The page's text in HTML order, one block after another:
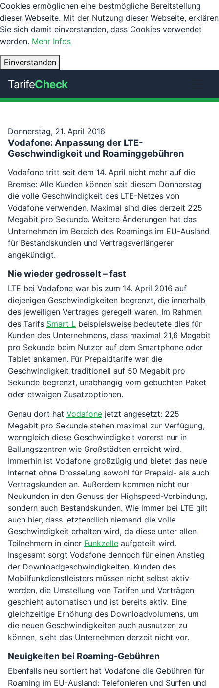
Cookies ermöglichen eine bestmögliche Bereitstellung
dieser Webseite. Mit der Nutzung dieser Webseite, erklären
Sie sich damit einverstanden, dass Cookies verwendet
werden. Mehr Infos
Einverstanden
TarifeCheck
Donnerstag, 21. April 2016
Vodafone: Anpassung der LTE-
Geschwindigkeit und Roaminggebühren
Vodafone tritt seit dem 14. April nicht mehr auf die
Bremse: Alle Kunden können seit diesem Donnerstag
die volle Geschwindigkeit des LTE-Netzes von
Vodafone verwenden. Maximal sind dies derzeit 225
Megabit pro Sekunde. Weitere Änderungen hat das
Unternehmen im Bereich des Roamings im EU-Ausland
für Bestandskunden und Vertragsverlängerer
angekündigt.
Nie wieder gedrosselt – fast
LTE bei Vodafone war bis zum 14. April 2016 auf
diejenigen Geschwindigkeiten begrenzt, die innerhalb
des jeweiligen Vertrages geregelt waren. Im Rahmen
des Tarifs Smart L beispielsweise bedeutete dies für
Kunden des Unternehmens, dass maximal 21,6 Megabit
pro Sekunde beim Nutzer auf dem Smartphone oder
Tablet ankamen. Für Prepaidtarife war die
Geschwindigkeit traditionell auf 50 Megabit pro
Sekunde begrenzt, unabhängig vom gebuchten Paket
oder etwaigen Zusatzoptionen.
Genau dort hat Vodafone jetzt angesetzt: 225
Megabit pro Sekunde stehen maximal zur Verfügung,
wenngleich diese Geschwindigkeit vorerst nur in
Ballungszentren wie Großstädten erreicht wird.
Immerhin ist Vodafone großzügig und bietet das neue
Internet ohne Drosselung sowohl für Prepaid- als auch
Vertragskunden an. Außerdem kommen nicht nur
Neukunden in den Genuss der Highspeed-Verbindung,
sondern auch Bestandskunden. Wie immer bei LTE gilt
auch hier, dass letztendlich niemand die volle
Geschwindigkeit erhalten wird, da diese unter allen
Teilnehmern in einer Funkzelle aufgeteilt wird.
Insgesamt sorgt Vodafone dennoch für einen Anstieg
der Downloadgeschwindigkeiten. Kunden des
Mobilfunkdienstleisters müssen nicht selbst aktiv
werden, die Umstellung von Tarifen und Verträgen
geschieht automatisch und ist bereits aktiv. Eine
gleichzeitige Erhöhung des Downloadvolumens, um
die neuen Geschwindigkeiten auch ausnutzen zu
können, sieht das Unternehmen derzeit nicht vor.
Neuigkeiten bei Roaming-Gebühren
Ebenfalls neu sortiert hat Vodafone die Gebühren für
Roaming im EU-Ausland: Telefonieren und Surfen und